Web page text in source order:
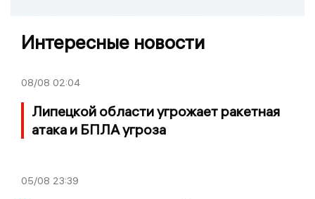
Интересные новости
08/08 02:04
Липецкой области угрожает ракетная
атака и БПЛА угроза
05/08 23:39